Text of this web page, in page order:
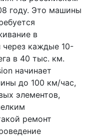
году. Это машины
в
каждые 10-
в 40 тыс. км.
начинает
до 100 км/час,
элементов,
ремонт